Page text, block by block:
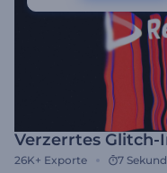
Verzerrtes Glitch-
26K+ Exporte 7